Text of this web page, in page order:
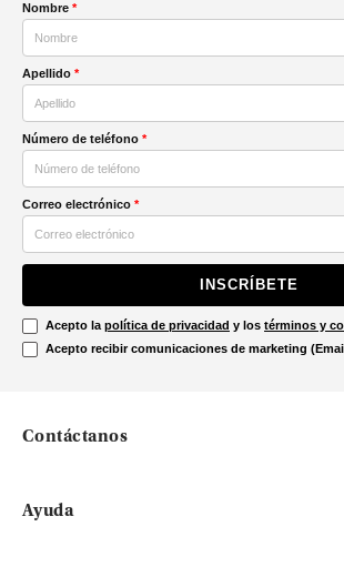
Nombre *
Apellido *
Número de teléfono *
Correo electrónico *
INSCRÍBETE
Acepto la política de privacidad y los términos y
Acepto recibir comunicaciones de marketing
Contáctanos
Ayuda